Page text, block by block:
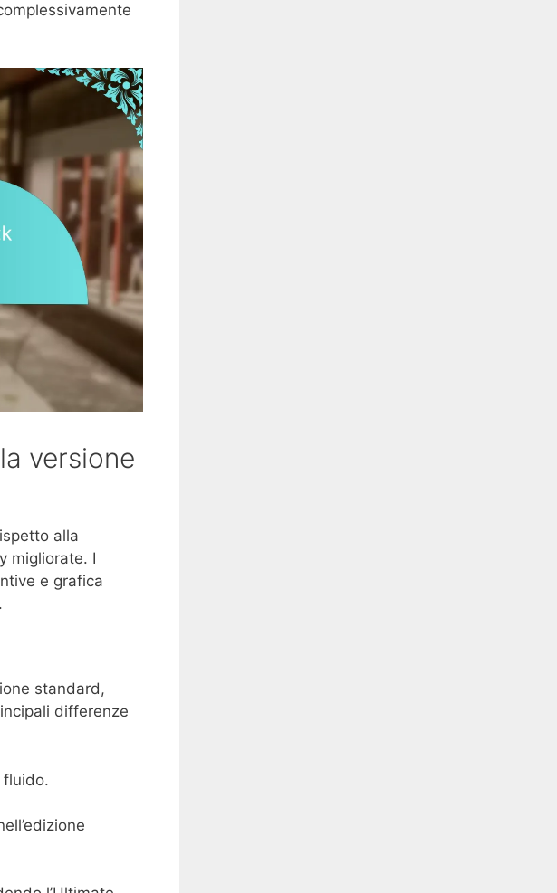
versione
alla
migliorate. I
e grafica
standard,
differenze
fluido.